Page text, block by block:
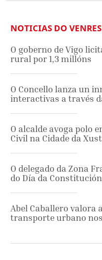
NOTICIAS DO VENRES
O goberno de Vigo
rural por 1,3 millóns
O Concello lanza un
interactivas a través
O alcalde avoga polo
Civil na Cidade da
O delegado da Zona
do Día da Constitución
Abel Caballero valora
transporte urbano nos